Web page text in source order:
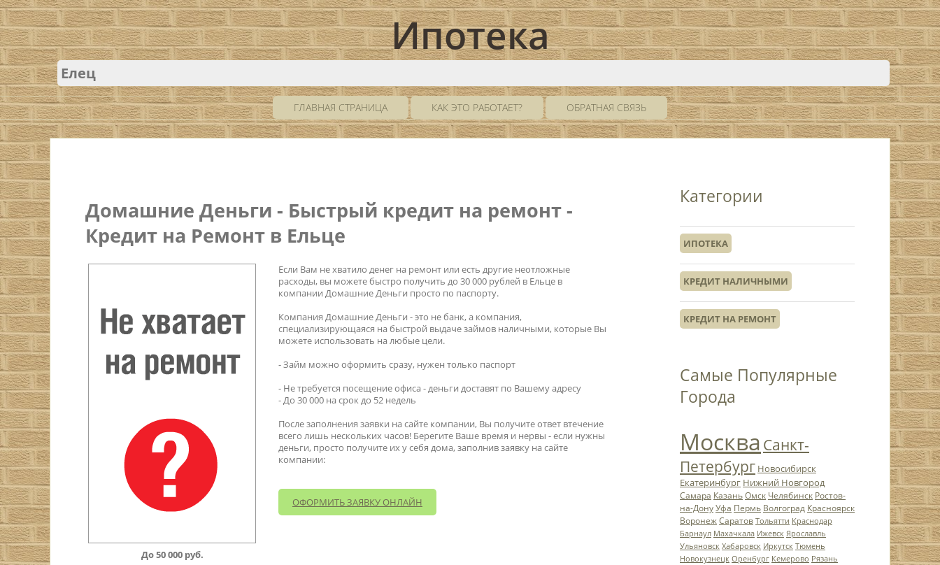
Ипотека
Елец
ГЛАВНАЯ СТРАНИЦА КАК ЭТО РАБОТАЕТ? ОБРАТНАЯ СВЯЗЬ
Домашние Деньги - Быстрый кредит на ремонт -
Кредит на Ремонт в Ельце
До 50 000 руб.
Если Вам не хватило денег на ремонт или есть другие неотложные
расходы, вы можете быстро получить до 30 000 рублей в Ельце в
компании Домашние Деньги просто по паспорту.
Компания Домашние Деньги - это не банк, а компания,
специализирующаяся на быстрой выдаче займов наличными, которые Вы
можете использовать на любые цели.
- Займ можно оформить сразу, нужен только паспорт
- Не требуется посещение офиса - деньги доставят по Вашему адресу
- До 30 000 на срок до 52 недель
После заполнения заявки на сайте компании, Вы получите ответ втечение
всего лишь нескольких часов! Берегите Ваше время и нервы - если нужны
деньги, просто получите их у себя дома, заполнив заявку на сайте
компании:
ОФОРМИТЬ ЗАЯВКУ ОНЛАЙН
Категории
ИПОТЕКА
КРЕДИТ НАЛИЧНЫМИ
КРЕДИТ НА РЕМОНТ
Самые Популярные
Города
Москва Санкт-
Петербург Новосибирск
Екатеринбург Нижний Новгород
Самара КазаньОмск Челябинск Ростов-
на-ДонуУфа Пермь Волгоград Красноярск
ВоронежСаратов Тольятти Краснодар
Барнаул Махачкала Ижевск Ярославль
Ульяновск Хабаровск Иркутск Тюмень
Новокузнецк Оренбург Кемерово Рязань